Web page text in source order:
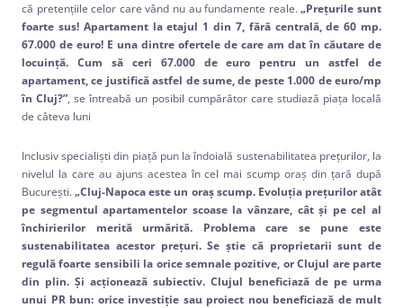
că pretențiile celor care vând nu au fundamente reale.„Prețurile sunt
foarte sus! Apartament la etajul 1 din 7, fără centrală, de 60 mp.
67.000 de euro! E una dintre ofertele de care am dat în căutare de
locuință. Cum să ceri 67.000 de euro pentru un astfel de
apartament, ce justifică astfel de sume, de peste 1.000 de euro/mp
în Cluj?”, se întreabă un posibil cumpărător care studiază piața locală
de câteva luni
Inclusiv specialiști din piață pun la îndoială sustenabilitatea prețurilor, la
nivelul la care au ajuns acestea în cel mai scump oraș din țară după
București.„Cluj-Napoca este un oraș scump. Evoluția prețurilor atât
pe segmentul apartamentelor scoase la vânzare, cât și pe cel al
închirierilor merită urmărită. Problema care se pune este
sustenabilitatea acestor prețuri. Se știe că proprietarii sunt de
regulă foarte sensibili la orice semnale pozitive, or Clujul are parte
din plin. Și acționează subiectiv. Clujul beneficiază de pe urma
unui PR bun: orice investiție sau proiect nou beneficiază de mult